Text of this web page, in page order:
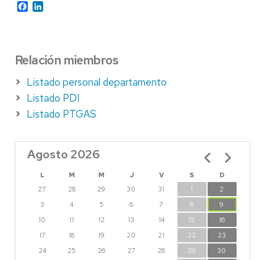
Facebook
Relación miembros
Listado personal departamento
Listado PDI
Listado PTGAS
Agosto 2026
L M M J V S
D
27
28 29 30 31 1
2
3
4 5 6 7 8
9
10
11 12 13 14 15
16
17
18 19 20 21 22
23
24
25 26 27 28 29 30
Paginación